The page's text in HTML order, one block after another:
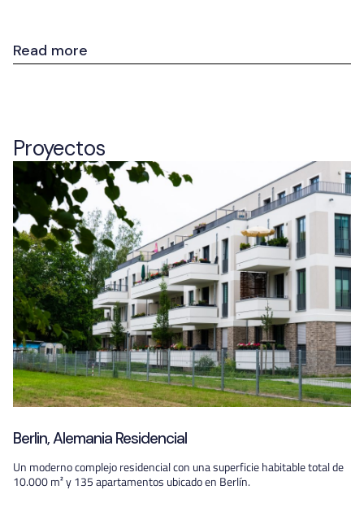
Read more
Proyectos
Berlin, Alemania Residencial
Un moderno complejo residencial con una superficie habitable total de
10.000 m² y 135 apartamentos ubicado en Berlín.